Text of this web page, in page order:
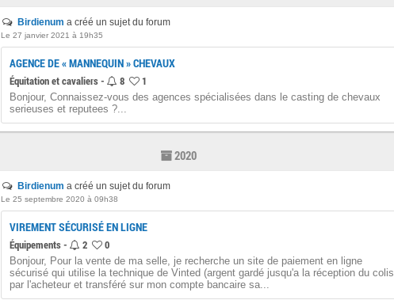
Birdienum a créé un sujet du forum
Le 27 janvier 2021 à 19h35
AGENCE DE « MANNEQUIN » CHEVAUX
Équitation et cavaliers - 8 1
Bonjour, Connaissez-vous des agences spécialisées dans le casting de chevaux
serieuses et reputees ?...
2020
Birdienum a créé un sujet du forum
Le 25 septembre 2020 à 09h38
VIREMENT SÉCURISÉ EN LIGNE
Équipements - 2 0
Bonjour, Pour la vente de ma selle, je recherche un site de paiement en ligne
sécurisé qui utilise la technique de Vinted (argent gardé jusqu'a la réception du colis
par l'acheteur et transféré sur mon compte bancaire sa...